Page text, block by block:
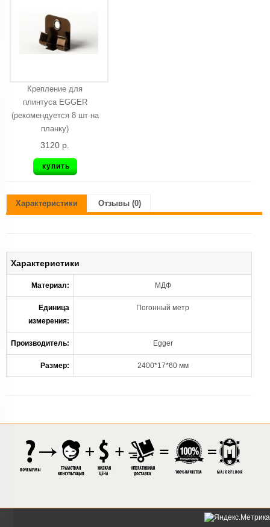
Крепление для
плинтуса EGGER
(рекомендуется 8 шт на
планку)
3120 р.
купить
Характеристики Отзывы (0)
Характеристики
Материал: МДФ
Единица
измерения:
Погонный метр
Производитель: Egger
Размер: 2400*17*60 мм